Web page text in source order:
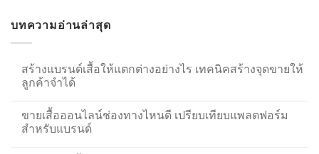
บทความอ่านล่าสุด
สร้างแบรนด์เสื้อให้แตกต่างอย่างไร เทคนิคสร้างจุดขายให้
ลูกค้าจำได้
ขายเสื้อออนไลน์ช่องทางไหนดี เปรียบเทียบแพลตฟอร์ม
สำหรับแบรนด์